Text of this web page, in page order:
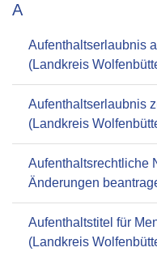
A
Aufenthaltserlaubnis
(Landkreis
Aufenthaltserlaubnis
(Landkreis
Aufenthaltsrechtliche
Änderungen
Aufenthaltstitel für
(Landkreis